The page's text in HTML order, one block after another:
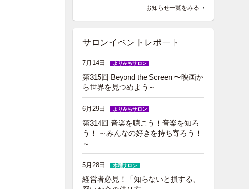
お知らせ一覧をみる
サロンイベントレポート
7月14日 よりみちサロン
第315回 Beyond the Screen 〜映画か
ら世界を見つめよう～
6月29日 よりみちサロン
第314回 音楽を聴こう！音楽を知ろ
う！ ～みんなの好きを持ち寄ろう！
～
5月28日 木曜サロン
経営者必見！「知らないと損する、